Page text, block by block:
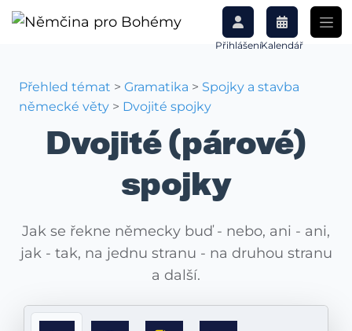
PřihlášeníKalendář
Přehled témat > Gramatika > Spojky a stavba
německé věty > Dvojité spojky
Dvojité (párové)
spojky
Jak se řekne německy buď - nebo, ani - ani,
jak - tak, na jednu stranu - na druhou stranu
a další.